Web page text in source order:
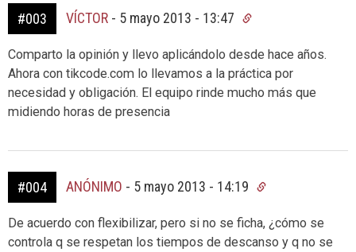
#003 VÍCTOR - 5 mayo 2013 - 13:47
Comparto la opinión y llevo aplicándolo desde hace años.
Ahora con tikcode.com lo llevamos a la práctica por
necesidad y obligación. El equipo rinde mucho más que
midiendo horas de presencia
#004 ANÓNIMO - 5 mayo 2013 - 14:19
De acuerdo con flexibilizar, pero si no se ficha, ¿cómo se
controla q se respetan los tiempos de descanso y q no se